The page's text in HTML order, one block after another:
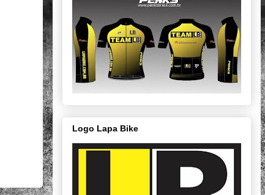
Logo Lapa Bike